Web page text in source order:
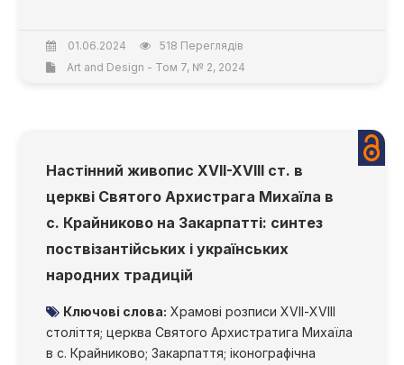
01.06.2024
518 Переглядів
Art and Design - Том 7, № 2, 2024
Настінний живопис XVII-XVIII ст. в
церкві Святого Архистрага Михаїла в
с. Крайниково на Закарпатті: синтез
поствізантійських і українських
народних традицій
Ключові слова: Храмові розписи ХVІІ-ХVІІІ
століття; церква Святого Архистратига Михаїла
в с. Крайниково; Закарпаття; іконографічна